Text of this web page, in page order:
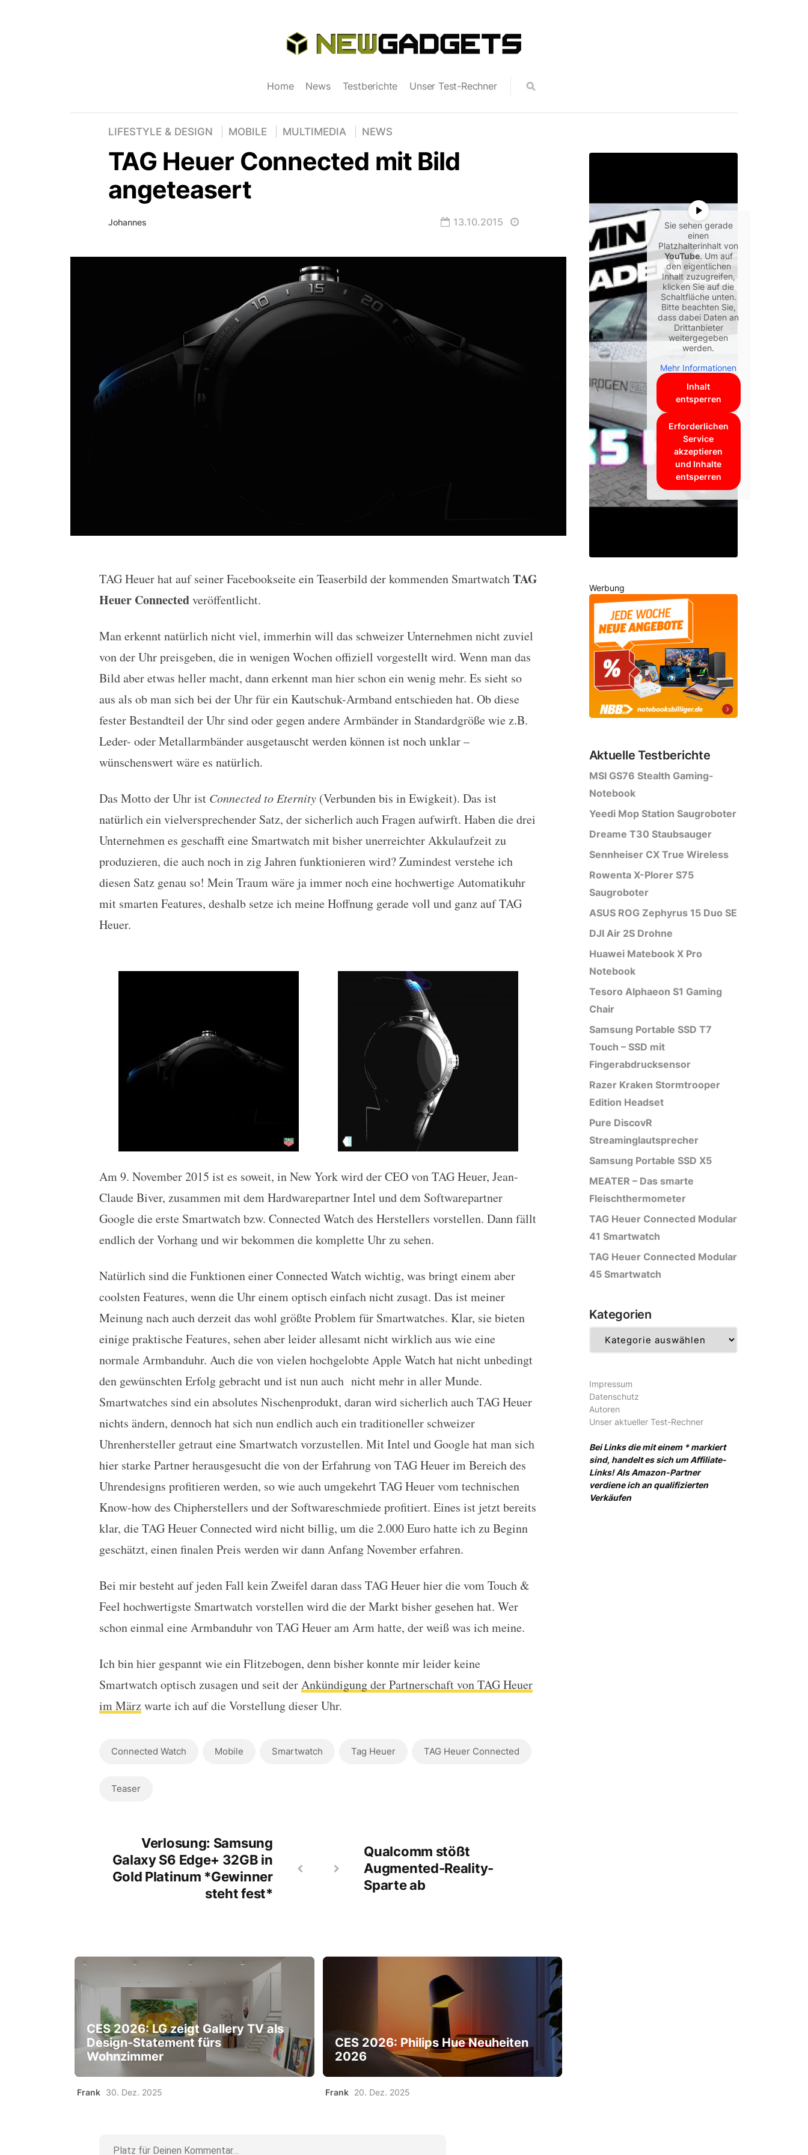
Home News Testberichte Unser Test-Rechner
LIFESTYLE & DESIGN MOBILE MULTIMEDIA NEWS
TAG Heuer Connected mit Bild
angeteasert
Johannes 13.10.2015
TAG Heuer Connected mit Bild angeteasert
TAG Heuer hat auf seiner Facebookseite ein Teaserbild der kommenden SmartwatchTAG
Heuer Connectedveröffentlicht.
Man erkennt natürlich nicht viel, immerhin will das schweizer Unternehmen nicht zuviel
von der Uhr preisgeben, die in wenigen Wochen offiziell vorgestellt wird. Wenn man das
Bild aber etwas heller macht, dann erkennt man hier schon ein wenig mehr. Es sieht so
aus als ob man sich bei der Uhr für ein Kautschuk-Armband entschieden hat. Ob diese
fester Bestandteil der Uhr sind oder gegen andere Armbänder in Standardgröße wie z.B.
Leder- oder Metallarmbänder ausgetauscht werden können ist noch unklar –
wünschenswert wäre es natürlich.
Das Motto der Uhr ist Connected to Eternity(Verbunden bis in Ewigkeit). Das ist
natürlich ein vielversprechender Satz, der sicherlich auch Fragen aufwirft. Haben die drei
Unternehmen es geschafft eine Smartwatch mit bisher unerreichter Akkulaufzeit zu
produzieren, die auch noch in zig Jahren funktionieren wird? Zumindest verstehe ich
diesen Satz genau so! Mein Traum wäre ja immer noch eine hochwertige Automatikuhr
mit smarten Features, deshalb setze ich meine Hoffnung gerade voll und ganz auf TAG
Heuer.
Am 9. November 2015 ist es soweit, in New York wird der CEO von TAG Heuer, Jean-
Claude Biver, zusammen mit dem Hardwarepartner Intel und dem Softwarepartner
Google die erste Smartwatch bzw. Connected Watch des Herstellers vorstellen. Dann fällt
endlich der Vorhang und wir bekommen die komplette Uhr zu sehen.
Natürlich sind die Funktionen einer Connected Watch wichtig, was bringt einem aber
coolsten Features, wenn die Uhr einem optisch einfach nicht zusagt. Das ist meiner
Meinung nach auch derzeit das wohl größte Problem für Smartwatches. Klar, sie bieten
einige praktische Features, sehen aber leider allesamt nicht wirklich aus wie eine
normale Armbanduhr. Auch die von vielen hochgelobte Apple Watch hat nicht unbedingt
den gewünschten Erfolg gebracht und ist nun auch nicht mehr in aller Munde.
Smartwatches sind ein absolutes Nischenprodukt, daran wird sicherlich auch TAG Heuer
nichts ändern, dennoch hat sich nun endlich auch ein traditioneller schweizer
Uhrenhersteller getraut eine Smartwatch vorzustellen. Mit Intel und Google hat man sich
hier starke Partner herausgesucht die von der Erfahrung von TAG Heuer im Bereich des
Uhrendesigns profitieren werden, so wie auch umgekehrt TAG Heuer vom technischen
Know-how des Chipherstellers und der Softwareschmiede profitiert. Eines ist jetzt bereits
klar, die TAG Heuer Connected wird nicht billig, um die 2.000 Euro hatte ich zu Beginn
geschätzt, einen finalen Preis werden wir dann Anfang November erfahren.
Bei mir besteht auf jeden Fall kein Zweifel daran dass TAG Heuer hier die vom Touch &
Feel hochwertigste Smartwatch vorstellen wird die der Markt bisher gesehen hat. Wer
schon einmal eine Armbanduhr von TAG Heuer am Arm hatte, der weiß was ich meine.
Ich bin hier gespannt wie ein Flitzebogen, denn bisher konnte mir leider keine
Smartwatch optisch zusagen und seit derAnkündigung der Partnerschaft von TAG Heuer
im Märzwarte ich auf die Vorstellung dieser Uhr.
Connected Watch Mobile Smartwatch Tag Heuer TAG Heuer Connected
Teaser
Verlosung: Samsung
Galaxy S6 Edge+ 32GB in
Gold Platinum *Gewinner
steht fest*
Qualcomm stößt
Augmented-Reality-
Sparte ab
CES 2026: LG zeigt Gallery TV als
Design-Statement fürs
Wohnzimmer
Frank 30. Dez. 2025
CES 2026: Philips Hue Neuheiten
2026
Frank 20. Dez. 2025
Sie sehen gerade
einen
Platzhalterinhalt von
YouTube. Um auf
den eigentlichen
Inhalt zuzugreifen,
klicken Sie auf die
Schaltfläche unten.
Bitte beachten Sie,
dass dabei Daten an
Drittanbieter
weitergegeben
werden.
Mehr Informationen
Inhalt
entsperren
Erforderlichen
Service
akzeptieren
und Inhalte
entsperren
Werbung
Aktuelle Testberichte
MSI GS76 Stealth Gaming-
Notebook
Yeedi Mop Station Saugroboter
Dreame T30 Staubsauger
Sennheiser CX True Wireless
Rowenta X-Plorer S75
Saugroboter
ASUS ROG Zephyrus 15 Duo SE
DJI Air 2S Drohne
Huawei Matebook X Pro
Notebook
Tesoro Alphaeon S1 Gaming
Chair
Samsung Portable SSD T7
Touch – SSD mit
Fingerabdrucksensor
Razer Kraken Stormtrooper
Edition Headset
Pure DiscovR
Streaminglautsprecher
Samsung Portable SSD X5
MEATER – Das smarte
Fleischthermometer
TAG Heuer Connected Modular
41 Smartwatch
TAG Heuer Connected Modular
45 Smartwatch
Kategorien
Impressum
Datenschutz
Autoren
Unser aktueller Test-Rechner
Bei Links die mit einem * markiert
sind, handelt es sich um Affiliate-
Links! Als Amazon-Partner
verdiene ich an qualifizierten
Verkäufen